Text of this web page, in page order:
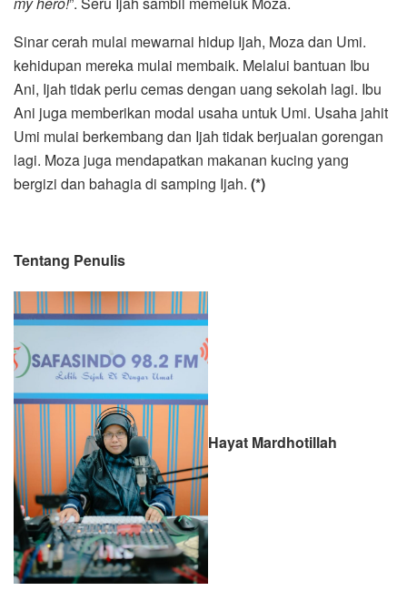
Sinar cerah mulai mewarnai hidup Ijah, Moza dan Umi.
kehidupan mereka mulai membaik. Melalui bantuan Ibu
Ani, Ijah tidak perlu cemas dengan uang sekolah lagi. Ibu
Ani juga memberikan modal usaha untuk Umi. Usaha jahit
Umi mulai berkembang dan Ijah tidak berjualan gorengan
lagi. Moza juga mendapatkan makanan kucing yang
bergizi dan bahagia di samping Ijah. (*)
Tentang Penulis
Hayat Mardhotillah